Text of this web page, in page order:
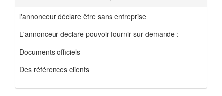
l'annonceur déclare être sans entreprise
L'annonceur déclare pouvoir fournir sur demande :
Documents officiels
Des références clients